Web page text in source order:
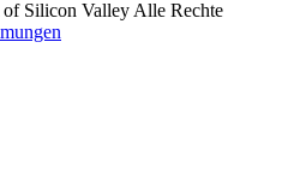
of Silicon Valley Alle Rechte